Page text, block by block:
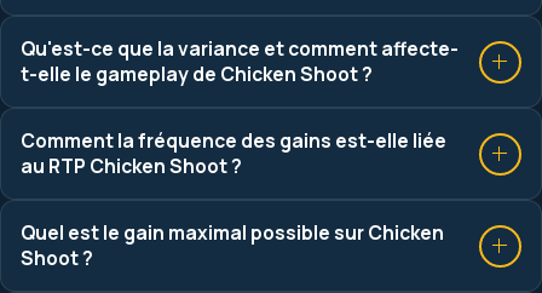
Qu'est-ce que la variance et comment affecte-
t-elle le gameplay de Chicken Shoot ?
Comment la fréquence des gains est-elle liée
au RTP Chicken Shoot ?
Quel est le gain maximal possible sur Chicken
Shoot ?